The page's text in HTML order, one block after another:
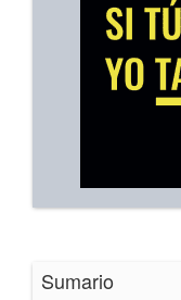
Sumario